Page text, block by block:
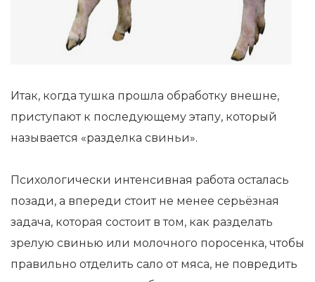
Итак, когда тушка прошла обработку внешне,
приступают к последующему этапу, который
называется «разделка свиньи».
Психологически интенсивная работа осталась
позади, а впереди стоит не менее серьёзная
задача, которая состоит в том, как разделать
зрелую свинью или молочного поросенка, чтобы
правильно отделить сало от мяса, не повредить